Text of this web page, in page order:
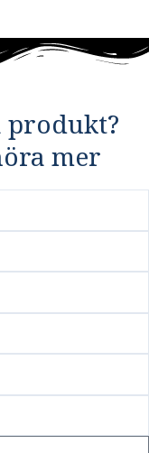
produkt?
mer